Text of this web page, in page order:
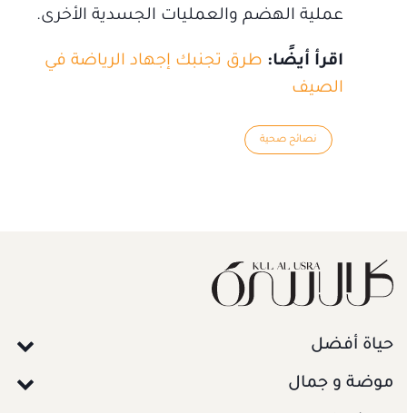
عملية الهضم والعمليات الجسدية الأخرى.
اقرأ أيضًا: طرق تجنبك إجهاد الرياضة في
الصيف
نصائح صحية
حياة أفضل
موضة و جمال